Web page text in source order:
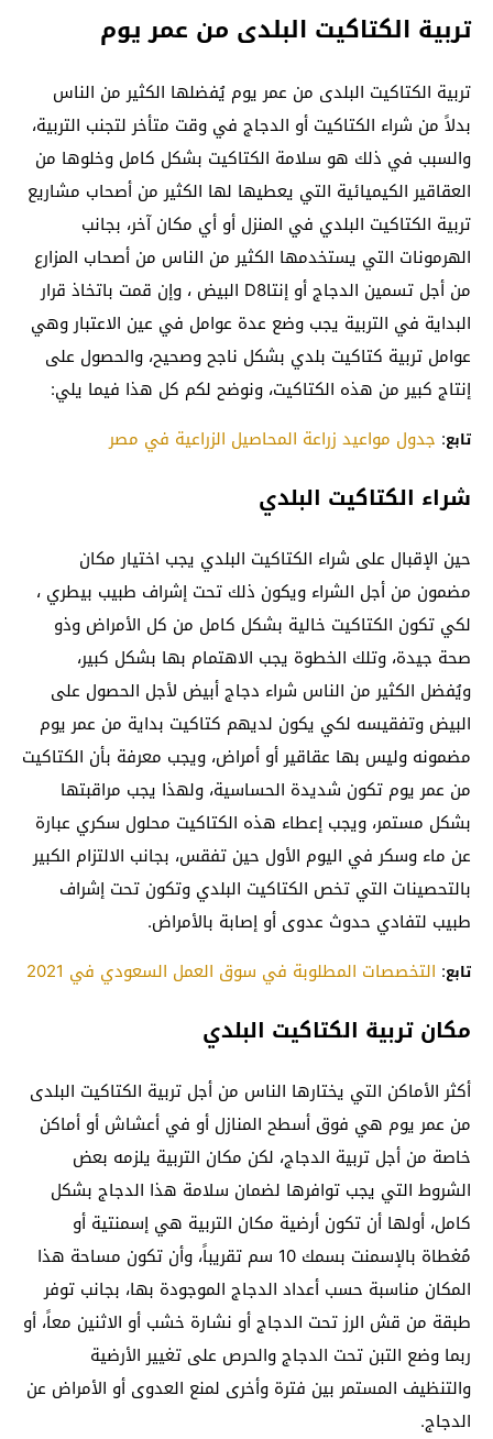
تربية الكتاكيت البلدى من عمر يوم
تربية الكتاكيت البلدى من عمر يوم يُفضلها الكثير من الناس
بدلاً من شراء الكتاكيت أو الدجاج في وقت متأخر لتجنب التربية،
والسبب في ذلك هو سلامة الكتاكيت بشكل كامل وخلوها من
العقاقير الكيميائية التي يعطيها لها الكثير من أصحاب مشاريع
تربية الكتاكيت البلدي في المنزل أو أي مكان آخر، بجانب
الهرمونات التي يستخدمها الكثير من الناس من أصحاب المزارع
من أجل تسمين الدجاج أو إنتاD8 البيض ، وإن قمت باتخاذ قرار
البداية في التربية يجب وضع عدة عوامل في عين الاعتبار وهي
عوامل تربية كتاكيت بلدي بشكل ناجح وصحيح، والحصول على
إنتاج كبير من هذه الكتاكيت، ونوضح لكم كل هذا فيما يلي:
تابع: جدول مواعيد زراعة المحاصيل الزراعية في مصر
شراء الكتاكيت البلدي
حين الإقبال على شراء الكتاكيت البلدي يجب اختيار مكان
مضمون من أجل الشراء ويكون ذلك تحت إشراف طبيب بيطري ،
لكي تكون الكتاكيت خالية بشكل كامل من كل الأمراض وذو
صحة جيدة، وتلك الخطوة يجب الاهتمام بها بشكل كبير،
ويُفضل الكثير من الناس شراء دجاج أبيض لأجل الحصول على
البيض وتفقيسه لكي يكون لديهم كتاكيت بداية من عمر يوم
مضمونه وليس بها عقاقير أو أمراض، ويجب معرفة بأن الكتاكيت
من عمر يوم تكون شديدة الحساسية، ولهذا يجب مراقبتها
بشكل مستمر، ويجب إعطاء هذه الكتاكيت محلول سكري عبارة
عن ماء وسكر في اليوم الأول حين تفقس، بجانب الالتزام الكبير
بالتحصينات التي تخص الكتاكيت البلدي وتكون تحت إشراف
طبيب لتفادي حدوث عدوى أو إصابة بالأمراض.
تابع: التخصصات المطلوبة في سوق العمل السعودي في 2021
مكان تربية الكتاكيت البلدي
أكثر الأماكن التي يختارها الناس من أجل تربية الكتاكيت البلدى
من عمر يوم هي فوق أسطح المنازل أو في أعشاش أو أماكن
خاصة من أجل تربية الدجاج، لكن مكان التربية يلزمه بعض
الشروط التي يجب توافرها لضمان سلامة هذا الدجاج بشكل
كامل، أولها أن تكون أرضية مكان التربية هي إسمنتية أو
مُغطاة بالإسمنت بسمك 10 سم تقريباً، وأن تكون مساحة هذا
المكان مناسبة حسب أعداد الدجاج الموجودة بها، بجانب توفر
طبقة من قش الرز تحت الدجاج أو نشارة خشب أو الاثنين معاً، أو
ربما وضع التبن تحت الدجاج والحرص على تغيير الأرضية
والتنظيف المستمر بين فترة وأخرى لمنع العدوى أو الأمراض عن
الدجاج.